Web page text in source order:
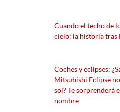
Cuando el techo de
cielo: la historia tras
Coches y eclipses:
Mitsubishi Eclipse
sol? Te sorprenderá
nombre